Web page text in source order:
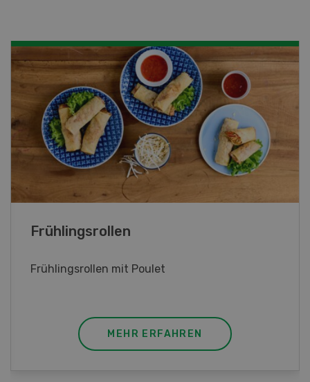
Kalbsgeschnetzeltes mit Apfelsauce
Kalbsgeschnetzeltes mit Apfelsauce, Kräuter
MEHR ERFAHREN